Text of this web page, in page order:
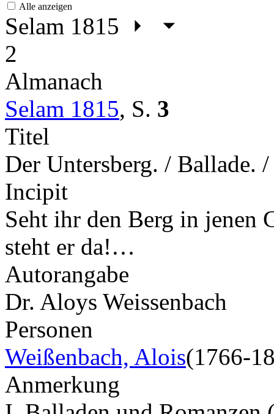
Alle anzeigen
Selam 1815
2
Almanach
Selam 1815, S. 3
Titel
Der Untersberg. / Ballade.
Incipit
Seht ihr den Berg in jenen
steht er da!…
Autorangabe
Dr. Aloys Weissenbach
Personen
Weißenbach, Alois(1766-
Anmerkung